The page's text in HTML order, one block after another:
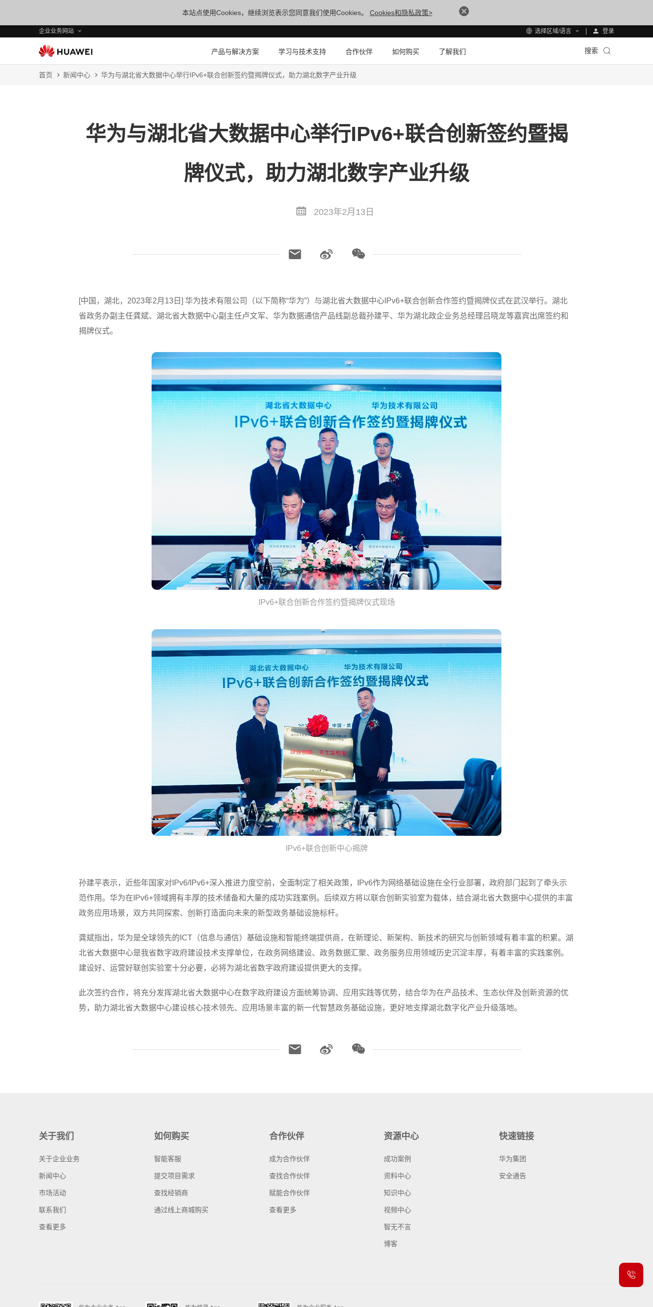
本站点使用Cookies，继续浏览表示您同意我们使用Cookies。 Cookies和隐私政策>
企业业务网站 选择区域/语言 登录
产品与解决方案 学习与技术支持 合作伙伴 如何购买 了解我们 搜索
首页 新闻中心 华为与湖北省大数据中心举行IPv6+联合创新签约暨揭牌仪式，助力湖北数字产业升级
华为与湖北省大数据中心举行IPv6+联合创新签约暨揭
牌仪式，助力湖北数字产业升级
2023年2月13日
[中国，湖北，2023年2月13日] 华为技术有限公司（以下简称“华为”）与湖北省大数据中心IPv6+联合创新合作签约暨揭牌仪式在武汉举行。湖北
省政务办副主任龚斌、湖北省大数据中心副主任卢文军、华为数据通信产品线副总裁孙建平、华为湖北政企业务总经理吕晓龙等嘉宾出席签约和
揭牌仪式。
IPv6+联合创新合作签约暨揭牌仪式现场
IPv6+联合创新中心揭牌
孙建平表示，近些年国家对IPv6/IPv6+深入推进力度空前，全面制定了相关政策，IPv6作为网络基础设施在全行业部署，政府部门起到了牵头示
范作用。华为在IPv6+领域拥有丰厚的技术储备和大量的成功实践案例。后续双方将以联合创新实验室为载体，结合湖北省大数据中心提供的丰富
政务应用场景，双方共同探索、创新打造面向未来的新型政务基础设施标杆。
龚斌指出，华为是全球领先的ICT（信息与通信）基础设施和智能终端提供商，在新理论、新架构、新技术的研究与创新领域有着丰富的积累。湖
北省大数据中心是我省数字政府建设技术支撑单位，在政务网络建设、政务数据汇聚、政务服务应用领域历史沉淀丰厚，有着丰富的实践案例。
建设好、运营好联创实验室十分必要，必将为湖北省数字政府建设提供更大的支撑。
此次签约合作，将充分发挥湖北省大数据中心在数字政府建设方面统筹协调、应用实践等优势，结合华为在产品技术、生态伙伴及创新资源的优
势，助力湖北省大数据中心建设核心技术领先、应用场景丰富的新一代智慧政务基础设施，更好地支撑湖北数字化产业升级落地。
关于我们
关于企业业务
新闻中心
市场活动
联系我们
查看更多
如何购买
智能客服
提交项目需求
查找经销商
通过线上商城购买
合作伙伴
成为合作伙伴
查找合作伙伴
赋能合作伙伴
查看更多
资源中心
成功案例
资料中心
知识中心
视频中心
智无不言
博客
快速链接
华为集团
安全通告